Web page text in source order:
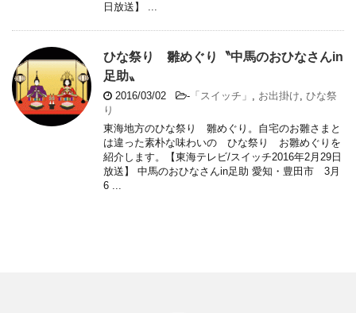
日放送】 ...
ひな祭り 雛めぐり〝中馬のおひなさんin
足助〟
2016/03/02 - 「スイッチ」 お出掛け ひな祭
り
東海地方のひな祭り 雛めぐり。自宅のお雛さまと
は違った素朴な味わいの ひな祭り お雛めぐりを
紹介します。【東海テレビ/スイッチ2016年2月29日
放送】 中馬のおひなさんin足助 愛知・豊田市 3月
6 ...